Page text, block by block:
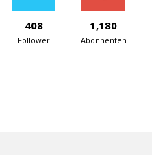
408
Follower
1,180
Abonnenten